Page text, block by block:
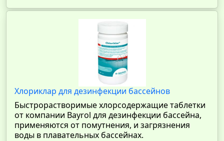
Хлориклар для дезинфекции бассейнов
Быстрорастворимые хлорсодержащие таблетки
от компании Bayrol для дезинфекции бассейна,
применяются от помутнения, и загрязнения
воды в плавательных бассейнах.